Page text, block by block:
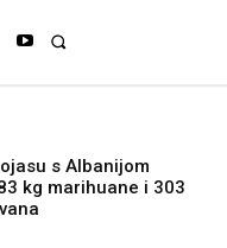
s Albanijom
kg marihuane i 303